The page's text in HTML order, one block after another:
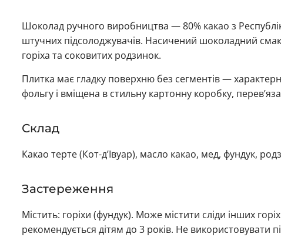
Шоколад ручного виробництва — 80% какао з
штучних підсолоджувачів. Насичений шоколадний
горіха та соковитих родзинок.
Плитка має гладку поверхню без сегментів —
фольгу і вміщена в стильну картонну коробку,
Склад
Какао терте (Кот-д’Івуар), масло какао, мед, фундук,
Застереження
Містить: горіхи (фундук). Може містити сліди інших
рекомендується дітям до 3 років. Не використовувати